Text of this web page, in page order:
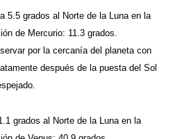
5.5 grados al Norte de la Luna en la
de Mercurio: 11.3 grados.
por la cercanía del planeta con
después de la puesta del Sol
grados al Norte de la Luna en la